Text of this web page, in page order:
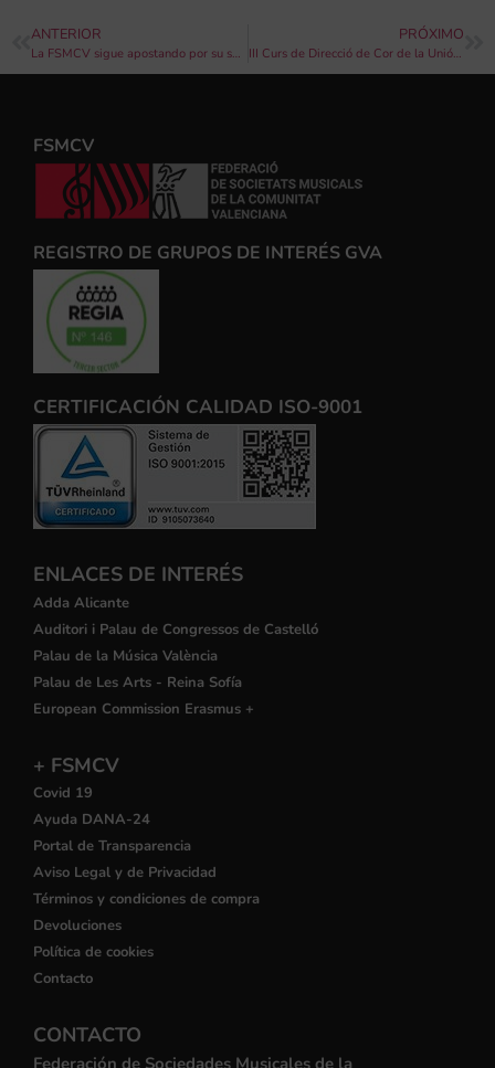
ANTERIOR
La FSMCV sigue apostando por su sello discográfico
PRÓXIMO
III Curs de Direcció de Cor de la Unió Musical d’Alaquàs
FSMCV
REGISTRO DE GRUPOS DE INTERÉS GVA
CERTIFICACIÓN CALIDAD ISO-9001
ENLACES DE INTERÉS
Adda Alicante
Auditori i Palau de Congressos de Castelló
Palau de la Música València
Palau de Les Arts - Reina Sofía
European Commission Erasmus +
+ FSMCV
Covid 19
Ayuda DANA-24
Portal de Transparencia
Aviso Legal y de Privacidad
Términos y condiciones de compra
Devoluciones
Política de cookies
Contacto
CONTACTO
Federación de Sociedades Musicales de la